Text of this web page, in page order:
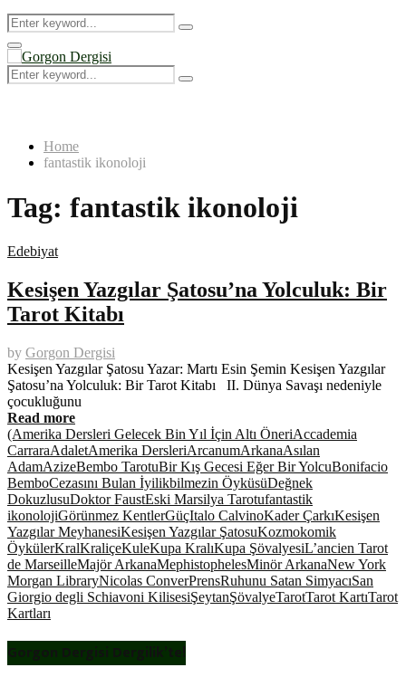
Search
for:
Search
Primary
Menu
Search
for:
Search
Home
fantastik ikonoloji
Tag: fantastik ikonoloji
Edebiyat
Kesişen Yazgılar Şatosu’na Yolculuk: Bir
Tarot Kitabı
by Gorgon Dergisi
Kesişen Yazgılar Şatosu Yazar: Martı Esin Şemin Kesişen Yazgılar
Şatosu’na Yolculuk: Bir Tarot Kitabı II. Dünya Savaşı nedeniyle
çocukluğunu
Read more
(Amerika Dersleri Gelecek Bin Yıl İçin Altı ÖneriAccademia
CarraraAdaletAmerika DersleriArcanumArkanaAsılan
AdamAzizeBembo TarotuBir Kış Gecesi Eğer Bir YolcuBonifacio
BemboCezasını Bulan İyilikbilmezin ÖyküsüDeğnek
DokuzlusuDoktor FaustEski Marsilya Tarotufantastik
ikonolojiGörünmez KentlerGüçItalo CalvinoKader ÇarkıKesişen
Yazgılar MeyhanesiKesişen Yazgılar ŞatosuKozmokomik
ÖykülerKralKraliçeKuleKupa KralıKupa ŞövalyesiL’ancien Tarot
de MarseilleMajör ArkanaMephistophelesMinör ArkanaNew York
Morgan LibraryNicolas ConverPrensRuhunu Satan SimyacıSan
Giorgio degli Schiavoni KilisesiŞeytanŞövalyeTarotTarot KartıTarot
Kartları
Gorgon Dergisi Dergilik’te!